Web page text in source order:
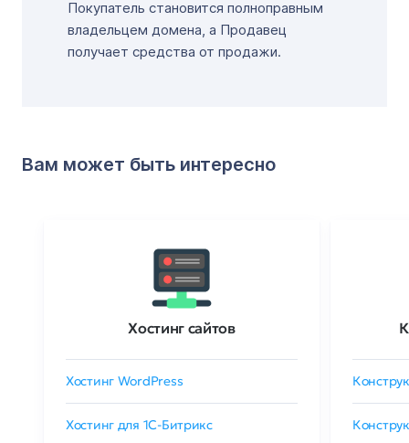
Покупатель становится полноправным
владельцем домена, а Продавец
получает средства от продажи.
Вам может быть интересно
Хостинг сайтов
Хостинг WordPress
Хостинг для 1C-Битрикс